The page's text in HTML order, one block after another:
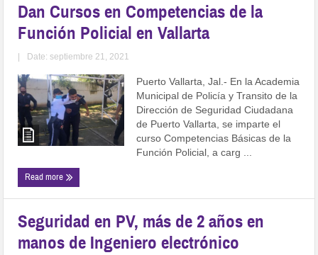
Dan Cursos en Competencias de la
Función Policial en Vallarta
Date: septiembre 21, 2021
Puerto Vallarta, Jal.- En la Academia
Municipal de Policía y Transito de la
Dirección de Seguridad Ciudadana
de Puerto Vallarta, se imparte el
curso Competencias Básicas de la
Función Policial, a carg ...
Read more
Seguridad en PV, más de 2 años en
manos de Ingeniero electrónico